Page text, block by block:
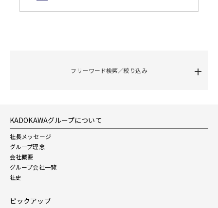
フリーワード検索／絞り込み
KADOKAWAグループについて
社長メッセージ
グループ理念
会社概要
グループ会社一覧
社史
ピックアップ